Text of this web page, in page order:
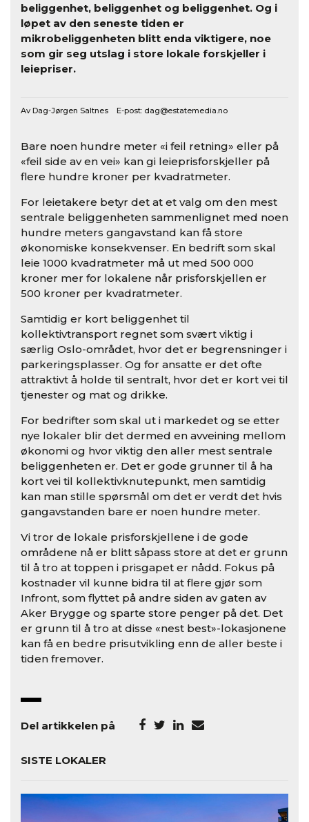
beliggenhet, beliggenhet og beliggenhet. Og i
løpet av den seneste tiden er
mikrobeliggenheten blitt enda viktigere, noe
som gir seg utslag i store lokale forskjeller i
leiepriser.
Av Dag-Jørgen Saltnes E-post: dag@estatemedia.no
Bare noen hundre meter «i feil retning» eller på
«feil side av en vei» kan gi leieprisforskjeller på
flere hundre kroner per kvadratmeter.
For leietakere betyr det at et valg om den mest
sentrale beliggenheten sammenlignet med noen
hundre meters gangavstand kan få store
økonomiske konsekvenser. En bedrift som skal
leie 1000 kvadratmeter må ut med 500 000
kroner mer for lokalene når prisforskjellen er
500 kroner per kvadratmeter.
Samtidig er kort beliggenhet til
kollektivtransport regnet som svært viktig i
særlig Oslo-området, hvor det er begrensninger i
parkeringsplasser. Og for ansatte er det ofte
attraktivt å holde til sentralt, hvor det er kort vei til
tjenester og mat og drikke.
For bedrifter som skal ut i markedet og se etter
nye lokaler blir det dermed en avveining mellom
økonomi og hvor viktig den aller mest sentrale
beliggenheten er. Det er gode grunner til å ha
kort vei til kollektivknutepunkt, men samtidig
kan man stille spørsmål om det er verdt det hvis
gangavstanden bare er noen hundre meter.
Vi tror de lokale prisforskjellene i de gode
områdene nå er blitt såpass store at det er grunn
til å tro at toppen i prisgapet er nådd. Fokus på
kostnader vil kunne bidra til at flere gjør som
Infront, som flyttet på andre siden av gaten av
Aker Brygge og sparte store penger på det. Det
er grunn til å tro at disse «nest best»-lokasjonene
kan få en bedre prisutvikling enn de aller beste i
tiden fremover.
Del artikkelen på
SISTE LOKALER